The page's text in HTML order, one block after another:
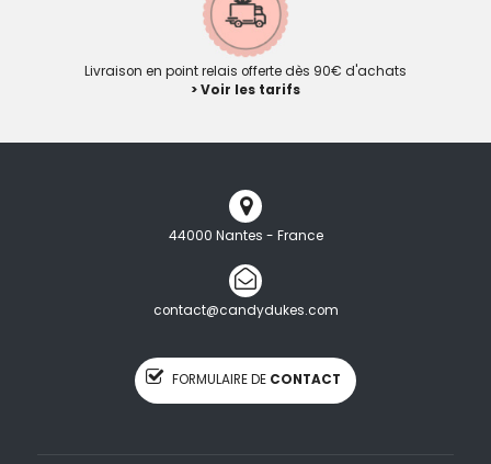
Livraison en point relais offerte dès 90€ d'achats
> Voir les tarifs
44000 Nantes - France
contact@candydukes.com
FORMULAIRE DE CONTACT